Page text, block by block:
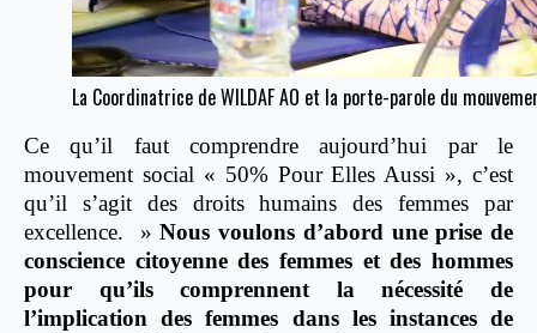
La Coordinatrice de WILDAF AO et la porte-parole du
Ce qu’il faut comprendre aujourd’hui par le
mouvement social « 50% Pour Elles Aussi », c’est
qu’il s’agit des droits humains des femmes par
excellence.
»Nous voulons d’abord une prise de
conscience citoyenne des femmes et des hommes
pour qu’ils comprennent la nécessité de
l’implication des femmes dans les instances de